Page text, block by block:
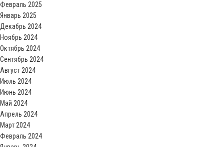
Февраль 2025
Январь 2025
Декабрь 2024
Ноябрь 2024
Октябрь 2024
Сентябрь 2024
Август 2024
Июль 2024
Июнь 2024
Май 2024
Апрель 2024
Март 2024
Февраль 2024